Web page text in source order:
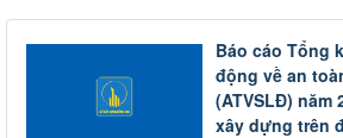
Báo cáo Tổng
động về an
(ATVSLĐ) năm
xây dựng trên